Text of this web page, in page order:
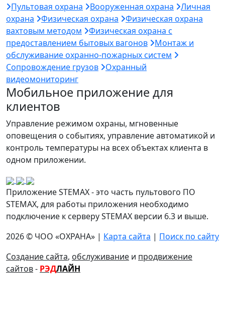
Пультовая охрана Вооруженная охрана
Личная
охрана
Физическая охрана
Физическая охрана
вахтовым методом
Физическая охрана с
предоставлением бытовых вагонов
Монтаж и
обслуживание охранно-пожарных систем
Сопровождение грузов
Охранный
видеомониторинг
Мобильное приложение для
клиентов
Управление режимом охраны, мгновенные
оповещения о событиях, управление автоматикой и
контроль температуры на всех объектах клиента в
одном приложении.
Приложение STEMAX - это часть пультового ПО
STEMAX, для работы приложения необходимо
подключение к серверу STEMAX версии 6.3 и выше.
2026 © ЧОО «ОХРАНА» | Карта сайта | Поиск по сайту
Создание сайта, обслуживание и продвижение
сайтов- РЭДЛАЙН